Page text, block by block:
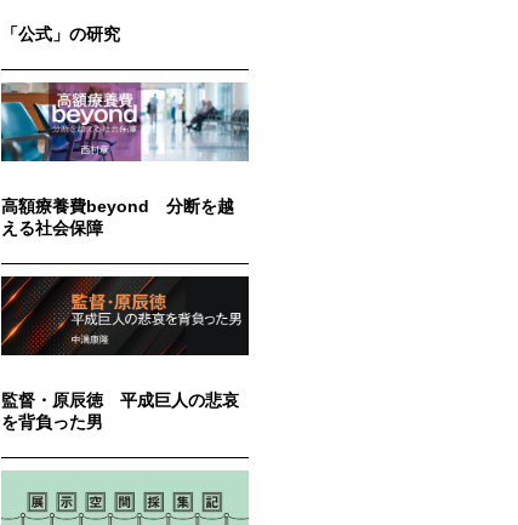
「公式」の研究
高額療養費beyond 分断を越
える社会保障
監督・原辰徳 平成巨人の悲哀
を背負った男